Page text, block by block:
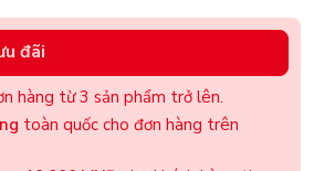
đãi
hàng từ 3 sản phẩm trở lên.
toàn quốc cho đơn hàng trên